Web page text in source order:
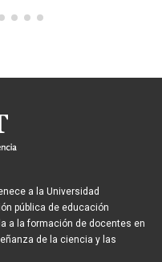
a la Universidad
pública de educación
a la formación de docentes en
de la ciencia y las